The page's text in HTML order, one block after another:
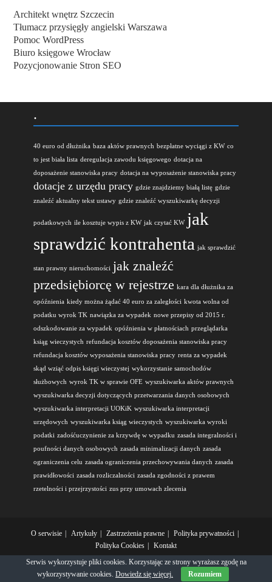
Architekt wnętrz Szczecin
Tłumacz przysięgły angielski Warszawa
Pomoc WordPress
Biuro księgowe Wrocław
Pozycjonowanie Stron SEO
.
40 euro od dłużnika baza aktów prawnych bezpłatne wyciągi z KW co
to jest biała lista deregulacja zawodu księgowego dotacja na
doposażenie stanowiska pracy dotacja na wyposażenie stanowiska pracy
dotacje z urzędu pracy gdzie znajdziemy białą listę gdzie
znaleźć aktualny tekst ustawy gdzie znaleźć wyszukiwarkę decyzji
podatkowych ile kosztuje wypis z KW jak czytać KW jak
sprawdzić kontrahenta jak sprawdzić
stan prawny nieruchomości jak znaleźć
przedsiębiorcę w rejestrze kara dla dłużnika za
opóźnienia kiedy można żądać 40 euro za zaległości kwota wolna od
podatku wyrok TK nawiązka za wypadek nowe przepisy od 2015 r.
odszkodowanie za wypadek opóźnienia w płatnościach przeglądarka
ksiąg wieczystych refundacja kosztów doposażenia stanowiska pracy
refundacja kosztów wyposażenia stanowiska pracy renta za wypadek
skąd wziąć odpis księgi wieczystej wykorzystanie samochodów
służbowych wyrok TK w sprawie OFE wyszukiwarka aktów prawnych
wyszukiwarka decyzji dotyczących przetwarzania danych osobowych
wyszukiwarka interpretacji UOKiK wyszukiwarka interpretacji
urzędowych wyszukiwarka ksiąg wieczystych wyszukiwarka wyroki
podatki zadośćuczynienie za krzywdę w wypadku zasada integralności i
poufności danych osobowych zasada minimalizacji danych zasada
ograniczenia celu zasada ograniczenia przechowywania danych zasada
prawidłowości zasada rozliczalności zasada zgodności z prawem
rzetelności i przejrzystości zus przy umowach zlecenia
O serwisie Artykuły Zastrzeżenia prawne
Polityka prywatności
Polityka Cookies
Kontakt
Copyright OceanWP Theme edit by OceanWP
Serwis wykorzystuje pliki cookies. Korzystając ze strony wyrażasz zgodę na
wykorzystywanie cookies. Dowiedz się więcej. Rozumiem